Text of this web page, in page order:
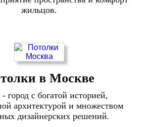
жильцов.
в Москве
город с богатой историей,
архитектурой и множеством
дизайнерских решений.